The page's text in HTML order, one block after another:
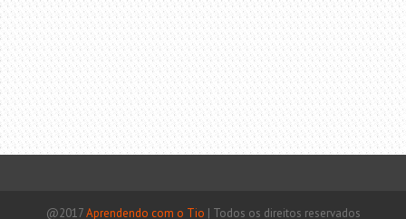
@2017Aprendendo com o Tio | Todos os direitos reservados